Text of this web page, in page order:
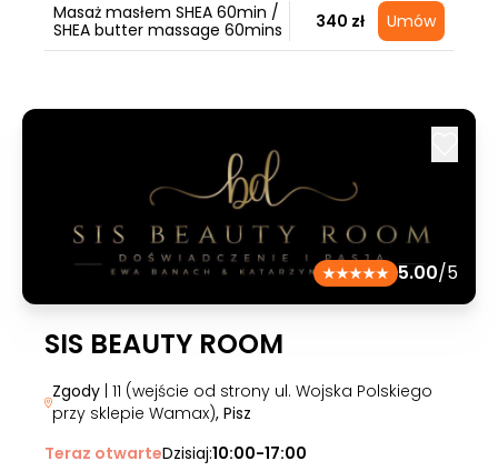
Masaż masłem SHEA 60min /
SHEA butter massage 60mins
340 zł Umów
5.00/5
SIS BEAUTY ROOM
Zgody| 11 (wejście od strony ul. Wojska Polskiego
przy sklepie Wamax), Pisz
Teraz otwarteDzisiaj:10:00-17:00